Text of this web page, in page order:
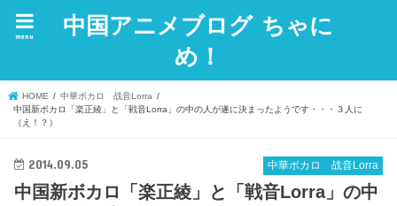
中国アニメブログ ちゃに
め！
menu
HOME
中華ボカロ 战音Lorra
中国新ボカロ「楽正綾」と「戦音Lorra」の中の人が遂に決まったようです・・・３人に
（え！？）
中華ボカロ 战音Lorra
2014.09.05
中国新ボカロ「楽正綾」と「戦音Lorra」の中